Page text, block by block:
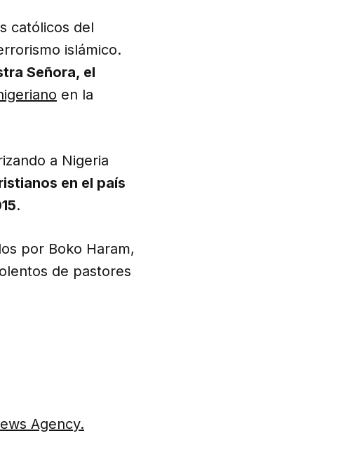
católicos del
islámico.
Señora, el
en la
a Nigeria
en el país
.
por Boko Haram,
de pastores
Agency.